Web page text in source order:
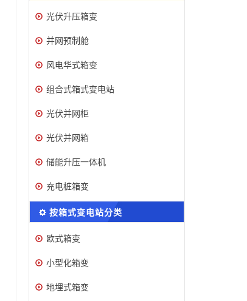
光伏升压箱变
并网预制舱
风电华式箱变
组合式箱式变电站
光伏并网柜
光伏并网箱
储能升压一体机
充电桩箱变
按箱式变电站分类
欧式箱变
小型化箱变
地埋式箱变